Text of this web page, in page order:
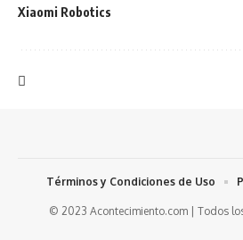
Xiaomi Robotics
© 2023 Acontecimiento.com | Todos
Términos y Condiciones de Uso